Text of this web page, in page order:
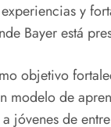
y
Bayer está
objetivo
modelo de
jóvenes de